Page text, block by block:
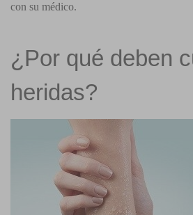
con su médico.
¿Por qué deben
heridas?